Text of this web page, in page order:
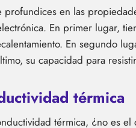
en las
En primer lugar,
En segundo
su capacidad para
térmica
térmica, ¿no es